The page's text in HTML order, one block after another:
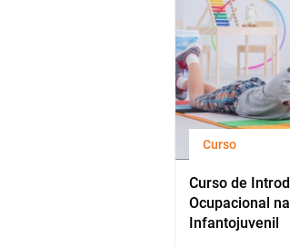
Curso
Curso de
Ocupacional
Infantojuvenil